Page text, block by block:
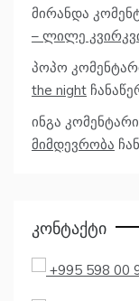
მირანდა
– ლილე
პოპო
the night
ინგა კომენტარი
მიმდევრობა
Კონტაქტი
+995 598 00